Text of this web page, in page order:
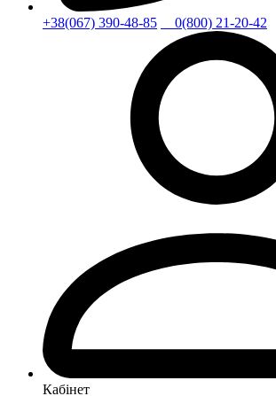
+38(067) 390-48-85 0(800) 21-20-42
Кабінет